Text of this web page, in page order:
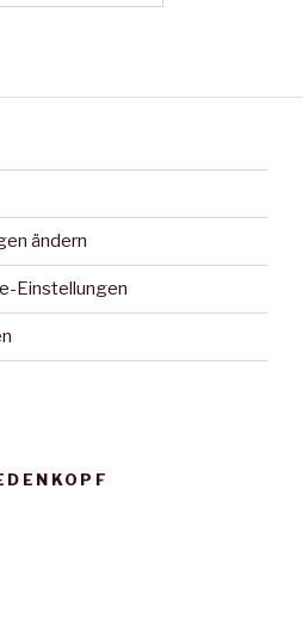
ändern
Einstellungen